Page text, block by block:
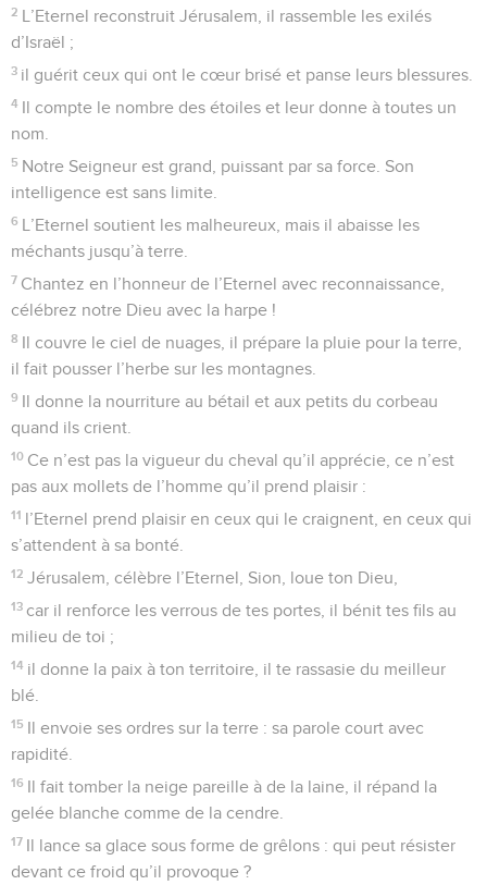
2 L’Eternel reconstruit Jérusalem, il rassemble les exilés
d’Israël ;
3 il guérit ceux qui ont le cœur brisé et panse leurs blessures.
4 Il compte le nombre des étoiles et leur donne à toutes un
nom.
5 Notre Seigneur est grand, puissant par sa force. Son
intelligence est sans limite.
6 L’Eternel soutient les malheureux, mais il abaisse les
méchants jusqu’à terre.
7 Chantez en l’honneur de l’Eternel avec reconnaissance,
célébrez notre Dieu avec la harpe !
8 Il couvre le ciel de nuages, il prépare la pluie pour la terre,
il fait pousser l’herbe sur les montagnes.
9 Il donne la nourriture au bétail et aux petits du corbeau
quand ils crient.
10 Ce n’est pas la vigueur du cheval qu’il apprécie, ce n’est
pas aux mollets de l’homme qu’il prend plaisir :
11 l’Eternel prend plaisir en ceux qui le craignent, en ceux qui
s’attendent à sa bonté.
12 Jérusalem, célèbre l’Eternel, Sion, loue ton Dieu,
13 car il renforce les verrous de tes portes, il bénit tes fils au
milieu de toi ;
14 il donne la paix à ton territoire, il te rassasie du meilleur
blé.
15 Il envoie ses ordres sur la terre : sa parole court avec
rapidité.
16 Il fait tomber la neige pareille à de la laine, il répand la
gelée blanche comme de la cendre.
17 Il lance sa glace sous forme de grêlons : qui peut résister
devant ce froid qu’il provoque ?